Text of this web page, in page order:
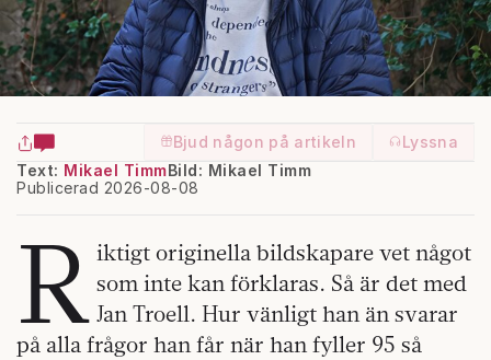
Bjud någon på artikeln
Lyssna
Text: Mikael Timm
Publicerad 2026-08-08
Bild: Mikael Timm
R iktigt originella bildskapare vet något
som inte kan förklaras. Så är det med
Jan Troell. Hur vänligt han än svarar
på alla frågor han får när han fyller 95 så